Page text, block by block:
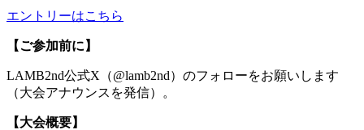
エントリーはこちら
【ご参加前に】
LAMB2nd公式X（@lamb2nd）のフォローをお願いします
（大会アナウンスを発信）。
【大会概要】